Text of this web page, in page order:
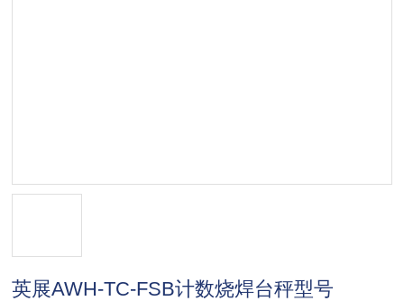
英展AWH-TC-FSB计数烧焊台秤型号